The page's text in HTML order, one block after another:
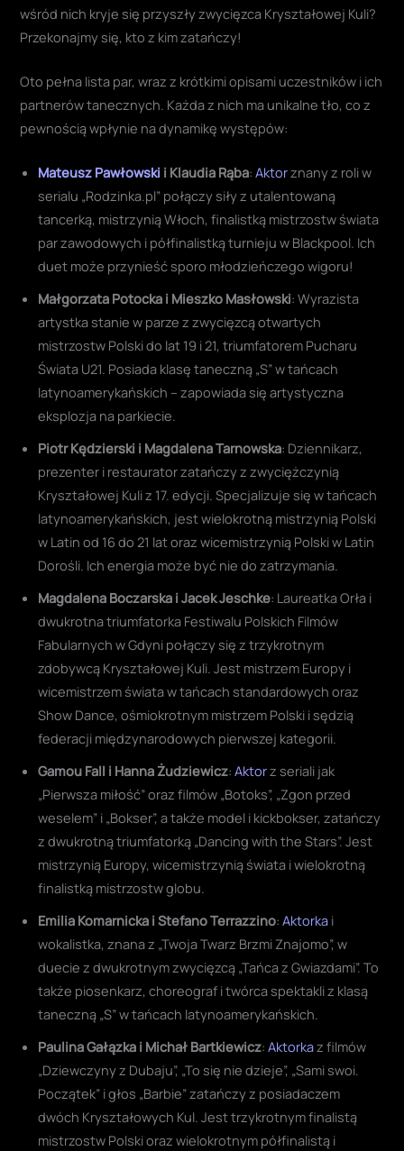
wśród nich kryje się przyszły zwycięzca Kryształowej Kuli?
Przekonajmy się, kto z kim zatańczy!
Oto pełna lista par, wraz z krótkimi opisami uczestników i ich
partnerów tanecznych. Każda z nich ma unikalne tło, co z
pewnością wpłynie na dynamikę występów:
Mateusz Pawłowski i Klaudia Rąba:Aktorznany z roli w
serialu „Rodzinka.pl” połączy siły z utalentowaną
tancerką, mistrzynią Włoch, finalistką mistrzostw świata
par zawodowych i półfinalistką turnieju w Blackpool. Ich
duet może przynieść sporo młodzieńczego wigoru!
Małgorzata Potocka i Mieszko Masłowski: Wyrazista
artystka stanie w parze z zwycięzcą otwartych
mistrzostw Polski do lat 19 i 21, triumfatorem Pucharu
Świata U21. Posiada klasę taneczną „S” w tańcach
latynoamerykańskich – zapowiada się artystyczna
eksplozja na parkiecie.
Piotr Kędzierski i Magdalena Tarnowska: Dziennikarz,
prezenter i restaurator zatańczy z zwyciężczynią
Kryształowej Kuli z 17. edycji. Specjalizuje się w tańcach
latynoamerykańskich, jest wielokrotną mistrzynią Polski
w Latin od 16 do 21 lat oraz wicemistrzynią Polski w Latin
Dorośli. Ich energia może być nie do zatrzymania.
Magdalena Boczarska i Jacek Jeschke: Laureatka Orła i
dwukrotna triumfatorka Festiwalu Polskich Filmów
Fabularnych w Gdyni połączy się z trzykrotnym
zdobywcą Kryształowej Kuli. Jest mistrzem Europy i
wicemistrzem świata w tańcach standardowych oraz
Show Dance, ośmiokrotnym mistrzem Polski i sędzią
federacji międzynarodowych pierwszej kategorii.
Gamou Fall i Hanna Żudziewicz:Aktorz seriali jak
„Pierwsza miłość” oraz filmów „Botoks”, „Zgon przed
weselem” i „Bokser”, a także model i kickbokser, zatańczy
z dwukrotną triumfatorką „Dancing with the Stars”. Jest
mistrzynią Europy, wicemistrzynią świata i wielokrotną
finalistką mistrzostw globu.
Emilia Komarnicka i Stefano Terrazzino:Aktorka i
wokalistka, znana z „Twoja Twarz Brzmi Znajomo”, w
duecie z dwukrotnym zwycięzcą „Tańca z Gwiazdami”. To
także piosenkarz, choreograf i twórca spektakli z klasą
taneczną „S” w tańcach latynoamerykańskich.
Paulina Gałązka i Michał Bartkiewicz:Aktorkaz filmów
„Dziewczyny z Dubaju”, „To się nie dzieje”, „Sami swoi.
Początek” i głos „Barbie” zatańczy z posiadaczem
dwóch Kryształowych Kul. Jest trzykrotnym finalistą
mistrzostw Polski oraz wielokrotnym półfinalistą i